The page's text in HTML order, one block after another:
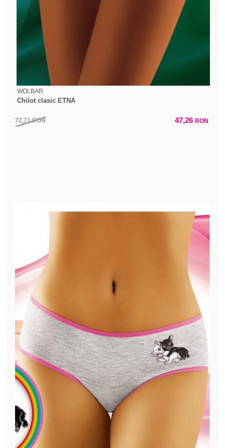
WOLBAR
Chilot clasic ETNA
72,71RON 47,26 RON